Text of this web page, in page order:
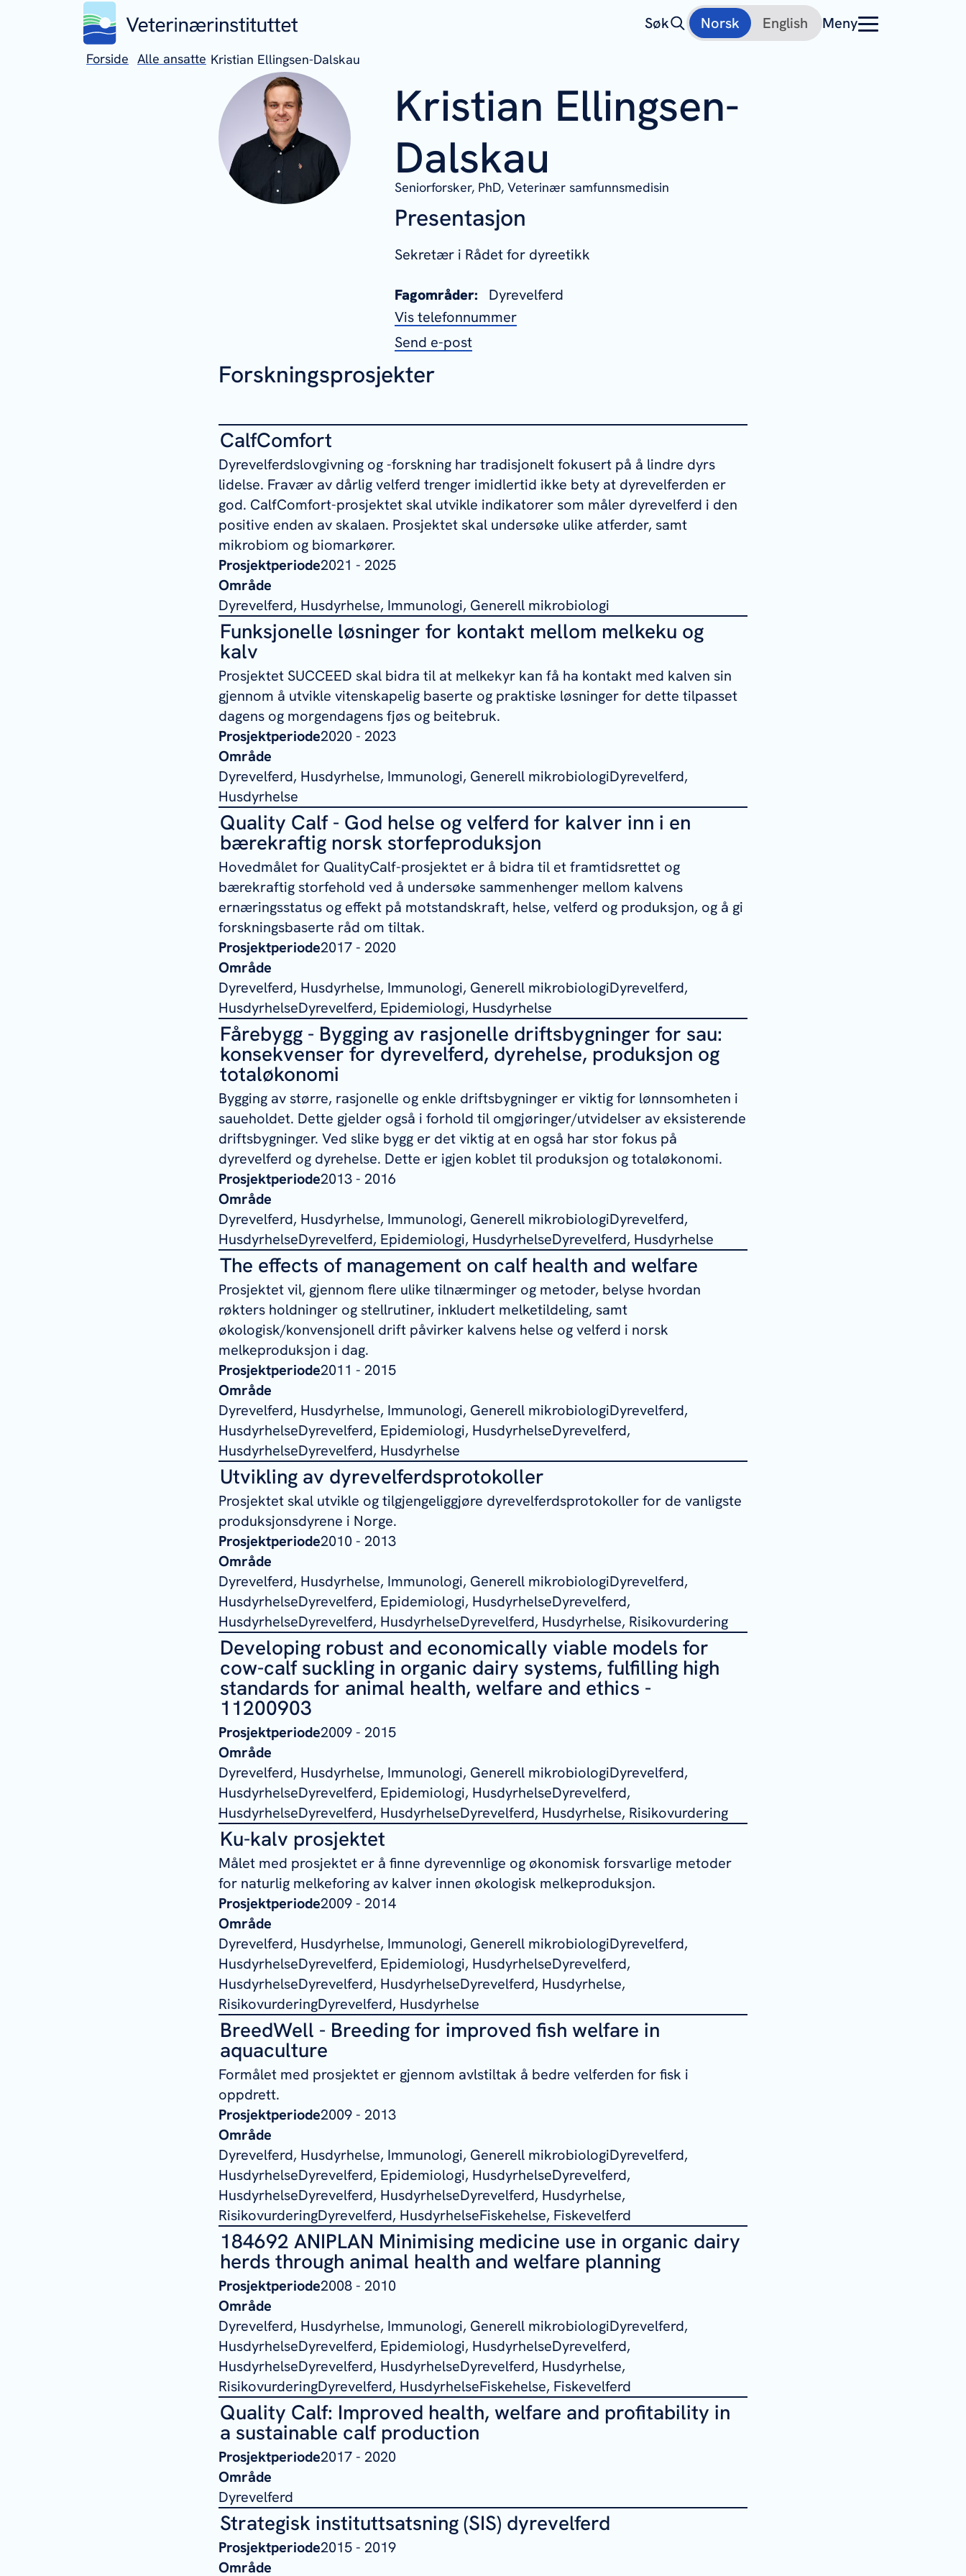
Søk Norsk English Meny
Forside Alle ansatte Kristian Ellingsen-Dalskau
Kristian Ellingsen-
Dalskau
Seniorforsker, PhD,Veterinær samfunnsmedisin
Presentasjon
Sekretær i Rådet for dyreetikk
Fagområder:
Dyrevelferd
Vis telefonnummer
Send e-post
Forskningsprosjekter
CalfComfort
Dyrevelferdslovgivning og -forskning har tradisjonelt fokusert på å lindre dyrs
lidelse. Fravær av dårlig velferd trenger imidlertid ikke bety at dyrevelferden er
god. CalfComfort-prosjektet skal utvikle indikatorer som måler dyrevelferd i den
positive enden av skalaen. Prosjektet skal undersøke ulike atferder, samt
mikrobiom og biomarkører.
Prosjektperiode2021 - 2025
Område
Dyrevelferd, Husdyrhelse, Immunologi, Generell mikrobiologi
Funksjonelle løsninger for kontakt mellom melkeku og
kalv
Prosjektet SUCCEED skal bidra til at melkekyr kan få ha kontakt med kalven sin
gjennom å utvikle vitenskapelig baserte og praktiske løsninger for dette tilpasset
dagens og morgendagens fjøs og beitebruk.
Prosjektperiode2020 - 2023
Område
Dyrevelferd, Husdyrhelse, Immunologi, Generell mikrobiologiDyrevelferd,
Husdyrhelse
Quality Calf - God helse og velferd for kalver inn i en
bærekraftig norsk storfeproduksjon
Hovedmålet for QualityCalf-prosjektet er å bidra til et framtidsrettet og
bærekraftig storfehold ved å undersøke sammenhenger mellom kalvens
ernæringsstatus og effekt på motstandskraft, helse, velferd og produksjon, og å gi
forskningsbaserte råd om tiltak.
Prosjektperiode2017 - 2020
Område
Dyrevelferd, Husdyrhelse, Immunologi, Generell mikrobiologiDyrevelferd,
HusdyrhelseDyrevelferd, Epidemiologi, Husdyrhelse
Fårebygg - Bygging av rasjonelle driftsbygninger for sau:
konsekvenser for dyrevelferd, dyrehelse, produksjon og
totaløkonomi
Bygging av større, rasjonelle og enkle driftsbygninger er viktig for lønnsomheten i
saueholdet. Dette gjelder også i forhold til omgjøringer/utvidelser av eksisterende
driftsbygninger. Ved slike bygg er det viktig at en også har stor fokus på
dyrevelferd og dyrehelse. Dette er igjen koblet til produksjon og totaløkonomi.
Prosjektperiode2013 - 2016
Område
Dyrevelferd, Husdyrhelse, Immunologi, Generell mikrobiologiDyrevelferd,
HusdyrhelseDyrevelferd, Epidemiologi, HusdyrhelseDyrevelferd, Husdyrhelse
The effects of management on calf health and welfare
Prosjektet vil, gjennom flere ulike tilnærminger og metoder, belyse hvordan
røkters holdninger og stellrutiner, inkludert melketildeling, samt
økologisk/konvensjonell drift påvirker kalvens helse og velferd i norsk
melkeproduksjon i dag.
Prosjektperiode2011 - 2015
Område
Dyrevelferd, Husdyrhelse, Immunologi, Generell mikrobiologiDyrevelferd,
HusdyrhelseDyrevelferd, Epidemiologi, HusdyrhelseDyrevelferd,
HusdyrhelseDyrevelferd, Husdyrhelse
Utvikling av dyrevelferdsprotokoller
Prosjektet skal utvikle og tilgjengeliggjøre dyrevelferdsprotokoller for de vanligste
produksjonsdyrene i Norge.
Prosjektperiode2010 - 2013
Område
Dyrevelferd, Husdyrhelse, Immunologi, Generell mikrobiologiDyrevelferd,
HusdyrhelseDyrevelferd, Epidemiologi, HusdyrhelseDyrevelferd,
HusdyrhelseDyrevelferd, HusdyrhelseDyrevelferd, Husdyrhelse, Risikovurdering
Developing robust and economically viable models for
cow-calf suckling in organic dairy systems, fulfilling high
standards for animal health, welfare and ethics -
11200903
Prosjektperiode2009 - 2015
Område
Dyrevelferd, Husdyrhelse, Immunologi, Generell mikrobiologiDyrevelferd,
HusdyrhelseDyrevelferd, Epidemiologi, HusdyrhelseDyrevelferd,
HusdyrhelseDyrevelferd, HusdyrhelseDyrevelferd, Husdyrhelse, Risikovurdering
Ku-kalv prosjektet
Målet med prosjektet er å finne dyrevennlige og økonomisk forsvarlige metoder
for naturlig melkeforing av kalver innen økologisk melkeproduksjon.
Prosjektperiode2009 - 2014
Område
Dyrevelferd, Husdyrhelse, Immunologi, Generell mikrobiologiDyrevelferd,
HusdyrhelseDyrevelferd, Epidemiologi, HusdyrhelseDyrevelferd,
HusdyrhelseDyrevelferd, HusdyrhelseDyrevelferd, Husdyrhelse,
RisikovurderingDyrevelferd, Husdyrhelse
BreedWell - Breeding for improved fish welfare in
aquaculture
Formålet med prosjektet er gjennom avlstiltak å bedre velferden for fisk i
oppdrett.
Prosjektperiode2009 - 2013
Område
Dyrevelferd, Husdyrhelse, Immunologi, Generell mikrobiologiDyrevelferd,
HusdyrhelseDyrevelferd, Epidemiologi, HusdyrhelseDyrevelferd,
HusdyrhelseDyrevelferd, HusdyrhelseDyrevelferd, Husdyrhelse,
RisikovurderingDyrevelferd, HusdyrhelseFiskehelse, Fiskevelferd
184692 ANIPLAN Minimising medicine use in organic dairy
herds through animal health and welfare planning
Prosjektperiode2008 - 2010
Område
Dyrevelferd, Husdyrhelse, Immunologi, Generell mikrobiologiDyrevelferd,
HusdyrhelseDyrevelferd, Epidemiologi, HusdyrhelseDyrevelferd,
HusdyrhelseDyrevelferd, HusdyrhelseDyrevelferd, Husdyrhelse,
RisikovurderingDyrevelferd, HusdyrhelseFiskehelse, Fiskevelferd
Quality Calf: Improved health, welfare and profitability in
a sustainable calf production
Prosjektperiode2017 - 2020
Område
Dyrevelferd
Strategisk instituttsatsning (SIS) dyrevelferd
Prosjektperiode2015 - 2019
Område